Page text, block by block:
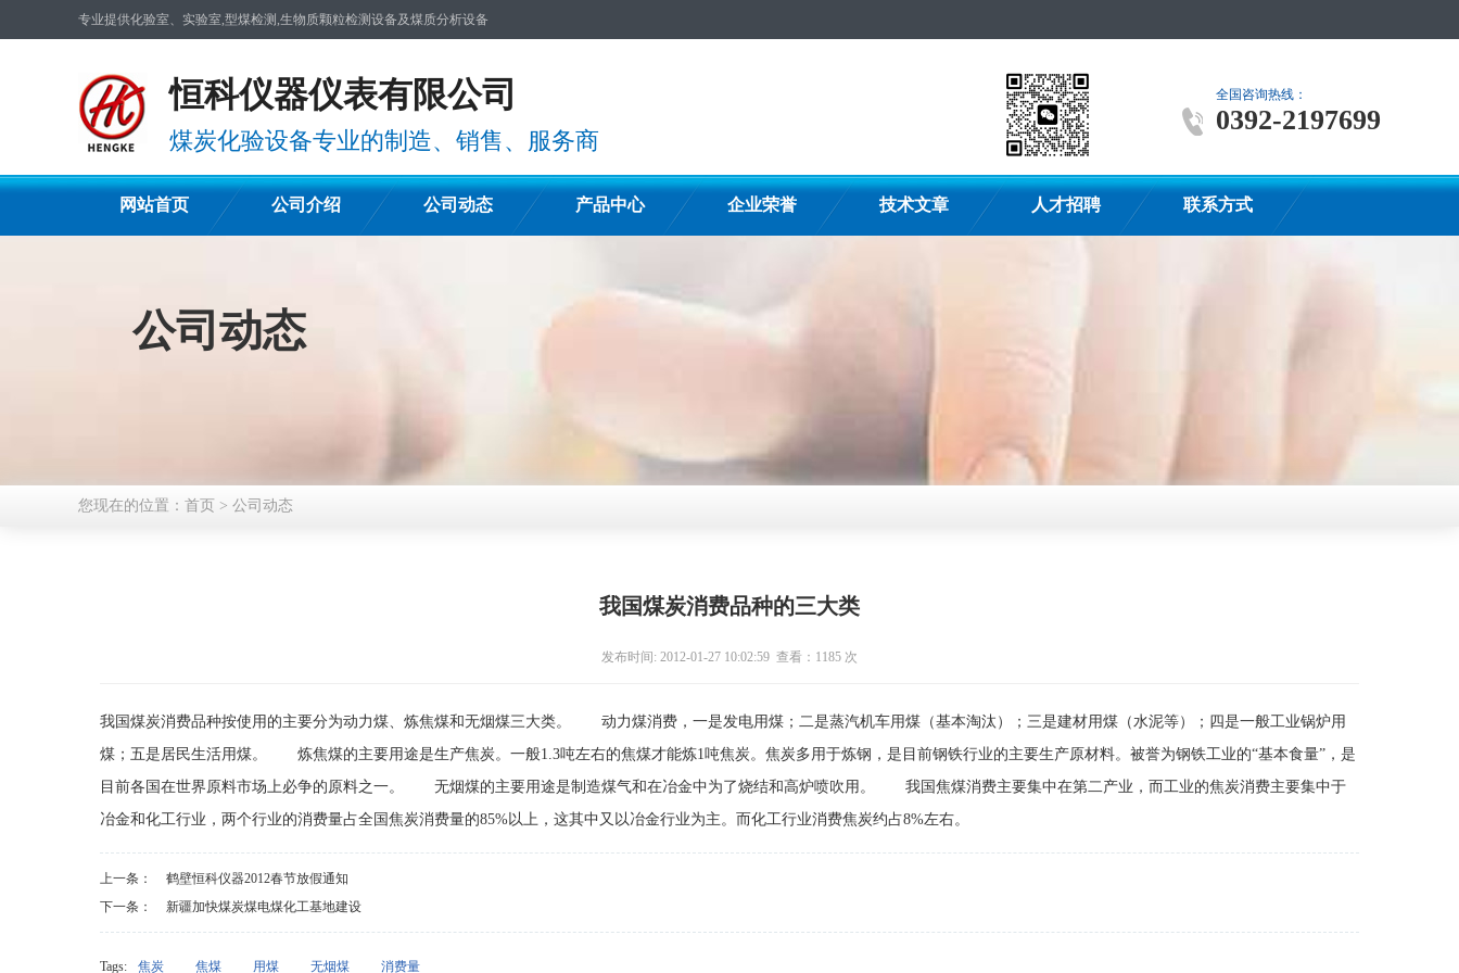
专业提供化验室、实验室,型煤检测,生物质颗粒检测设备及煤质分析设备
恒科仪器仪表有限公司
煤炭化验设备专业的制造、销售、服务商
全国咨询热线：
0392-2197699
网站首页 公司介绍 公司动态 产品中心 企业荣誉 技术文章 人才招聘 联系方式
公司动态
您现在的位置： 首页 > 公司动态
我国煤炭消费品种的三大类
发布时间: 2012-01-27 10:02:59 查看： 1185 次
我国煤炭消费品种按使用的主要分为动力煤、炼焦煤和无烟煤三大类。 动力煤消费，一是发电用煤；二是蒸汽机车用煤（基本淘汰）；三是建材用煤（水泥等）；四是一般工业锅炉用
煤；五是居民生活用煤。 炼焦煤的主要用途是生产焦炭。一般1.3吨左右的焦煤才能炼1吨焦炭。焦炭多用于炼钢，是目前钢铁行业的主要生产原材料。被誉为钢铁工业的“基本食量”，是
目前各国在世界原料市场上必争的原料之一。 无烟煤的主要用途是制造煤气和在冶金中为了烧结和高炉喷吹用。 我国焦煤消费主要集中在第二产业，而工业的焦炭消费主要集中于
冶金和化工行业，两个行业的消费量占全国焦炭消费量的85%以上，这其中又以冶金行业为主。而化工行业消费焦炭约占8%左右。
上一条：
鹤壁恒科仪器2012春节放假通知
下一条：
新疆加快煤炭煤电煤化工基地建设
Tags: 焦炭 焦煤 用煤 无烟煤 消费量